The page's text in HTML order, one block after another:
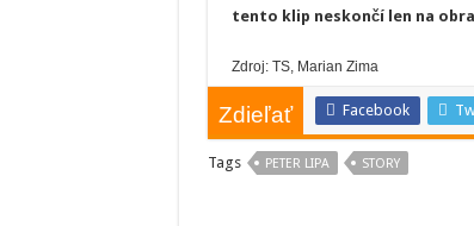
tento klip neskončí len na
Zdroj: TS, Marian Zima
Zdieľať Facebook
Tags PETER LIPA STORY